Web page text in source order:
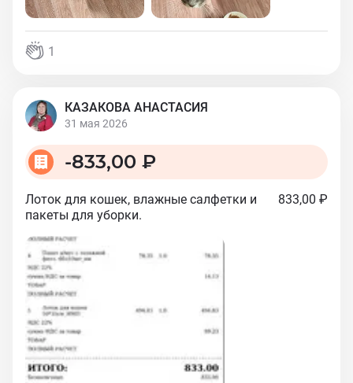
1
КАЗАКОВА АНАСТАСИЯ
31 мая 2026
-833,00 ₽
Лоток для кошек, влажные салфетки и
пакеты для уборки.
833,00 ₽